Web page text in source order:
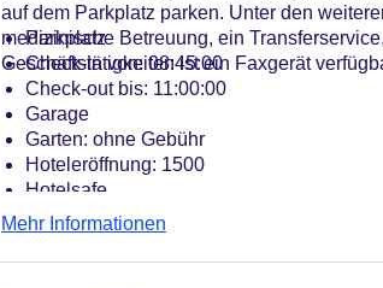
auf dem Parkplatz parken. Unter den
medizinische Betreuung, ein
Geschäftstätigkeiten ist ein Faxgerät
Parkplatz
Check-in von: 08:45:00
Check-out bis: 11:00:00
Garage
Garten: ohne Gebühr
Hoteleröffnung: 1500
Hotelsafe
WLAN/WiFi im Hotel
Haustiere
Mehr Informationen